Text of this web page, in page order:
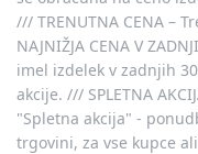
/// TRENUTNA CENA –
NAJNIŽJA CENA V
imel izdelek v zadnjih
akcije. /// SPLETNA
"Spletna akcija" -
trgovini, za vse kupce